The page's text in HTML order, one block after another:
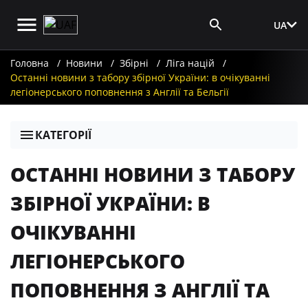
UA
Головна Новини Збірні
Ліга націй
Останні новини з табору збірної України: в очікуванні
легіонерського поповнення з Англії та Бельгії
КАТЕГОРІЇ
ОСТАННІ НОВИНИ З ТАБОРУ
ЗБІРНОЇ УКРАЇНИ: В
ОЧІКУВАННІ
ЛЕГІОНЕРСЬКОГО
ПОПОВНЕННЯ З АНГЛІЇ ТА